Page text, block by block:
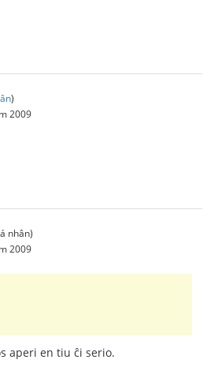
)
2009
nhân)
2009
aperi en tiu ĉi serio.